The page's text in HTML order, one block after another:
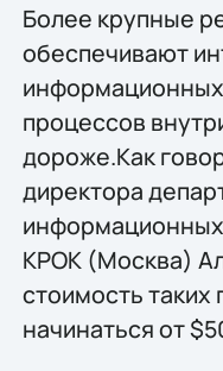
Более крупные
обеспечивают
процессов
дороже.Как
директора
КРОК (Москва)
стоимость
начинаться от